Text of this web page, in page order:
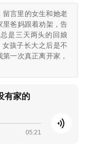
留言里的女生和她老
里爸妈跟着劝架，告
是三天两头的回娘
孩子长大之后是不
一次真正离开家，
有家的
05:21